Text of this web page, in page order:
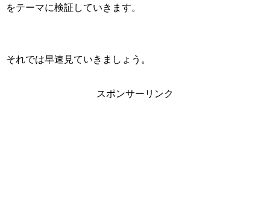
をテーマに検証していきます。
それでは早速見ていきましょう。
スポンサーリンク